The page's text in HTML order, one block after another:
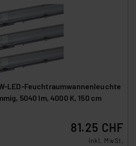
LED-Feuchtraumwannenleuchte
5040 lm, 4000 K, 150 cm
81.25 CHF
inkl. MwSt.